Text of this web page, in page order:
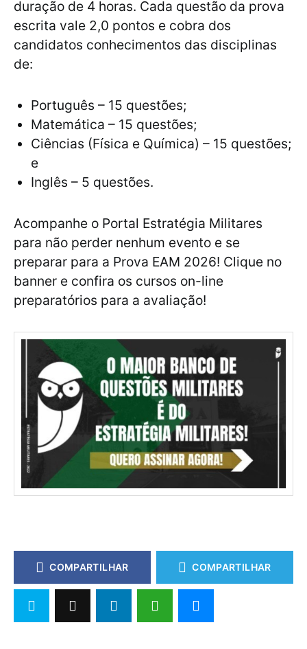
duração de 4 horas. Cada questão da prova
escrita vale 2,0 pontos e cobra dos
candidatos conhecimentos das disciplinas
de:
Português – 15 questões;
Matemática – 15 questões;
Ciências (Física e Química) – 15 questões;
e
Inglês – 5 questões.
Acompanhe o Portal Estratégia Militares
para não perder nenhum evento e se
preparar para a Prova EAM 2026! Clique no
banner e confira os cursos on-line
preparatórios para a avaliação!
COMPARTILHAR COMPARTILHAR